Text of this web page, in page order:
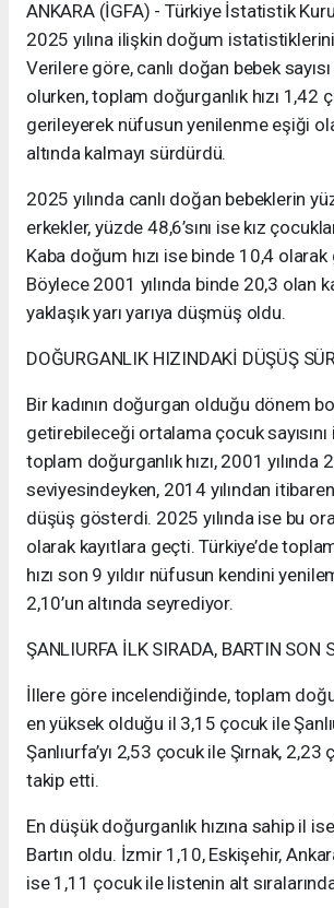
ANKARA (İGFA) - Türkiye İstatistik
2025 yılına ilişkin doğum istatistiklerini
Verilere göre, canlı doğan bebek
olurken, toplam doğurganlık hızı 1,42
gerileyerek nüfusun yenilenme eşiği
altında kalmayı sürdürdü.
2025 yılında canlı doğan bebeklerin
erkekler, yüzde 48,6’sını ise kız
Kaba doğum hızı ise binde 10,4
Böylece 2001 yılında binde 20,3 olan
yaklaşık yarı yarıya düşmüş oldu.
DOĞURGANLIK HIZINDAKİ DÜŞÜŞ
Bir kadının doğurgan olduğu dönem
getirebileceği ortalama çocuk
toplam doğurganlık hızı, 2001 yılında
seviyesindeyken, 2014 yılından
düşüş gösterdi. 2025 yılında ise bu
olarak kayıtlara geçti. Türkiye’de
hızı son 9 yıldır nüfusun kendini
2,10’un altında seyrediyor.
ŞANLIURFA İLK SIRADA, BARTIN SON
İllere göre incelendiğinde, toplam
en yüksek olduğu il 3,15 çocuk ile
Şanlıurfa’yı 2,53 çocuk ile Şırnak,
takip etti.
En düşük doğurganlık hızına sahip il
Bartın oldu. İzmir 1,10, Eskişehir,
ise 1,11 çocuk ile listenin alt